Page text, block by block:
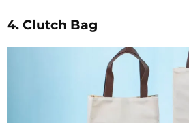
4. Clutch Bag